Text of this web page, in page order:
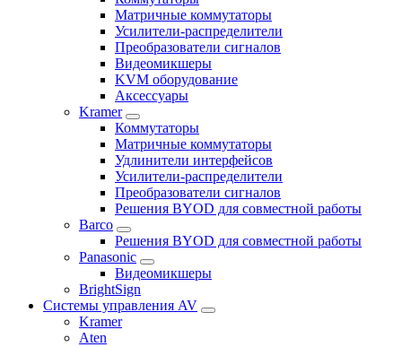
Матричные коммутаторы
Усилители-распределители
Преобразователи сигналов
Видеомикшеры
KVM оборудование
Аксессуары
Kramer
Коммутаторы
Матричные коммутаторы
Удлинители интерфейсов
Усилители-распределители
Преобразователи сигналов
Решения BYOD для совместной работы
Barco
Решения BYOD для совместной работы
Panasonic
Видеомикшеры
BrightSign
Системы управления AV
Kramer
Aten